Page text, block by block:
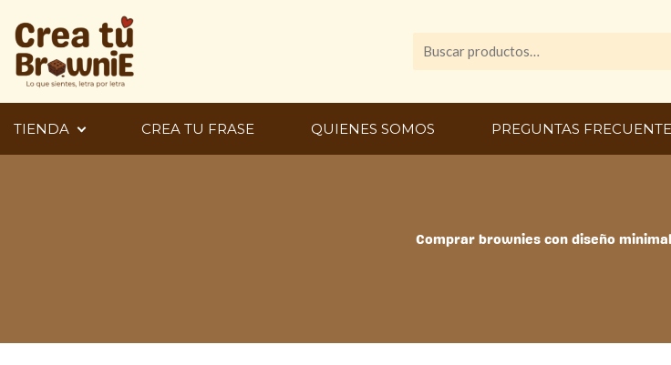
contenido
Buscar
TIENDA CREA TU FRASE QUIENES SOMOS PREGUNTAS
Comprar brownies con diseño